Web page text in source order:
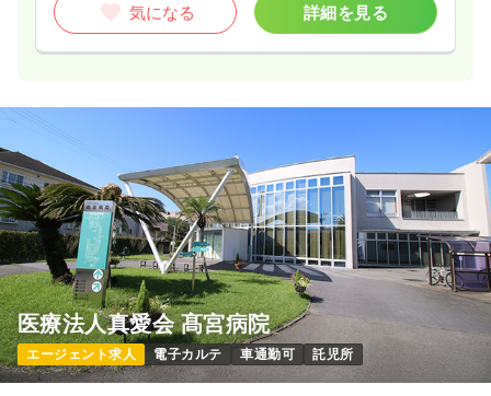
日勤のみ（パート） 一時募集休止
気になる 詳細を見る
その他正看護師 一般＋療養
日勤のみ（常勤） 一時募集休止
給与 19.8〜21.5万円/月 賞与3.1ヶ月
※一例
時間 8:00～17:00 （休憩60分）
気になる 詳細を見る
医療法人真愛会 髙宮病院
エージェント求人 電子カルテ 車通勤可 託児所